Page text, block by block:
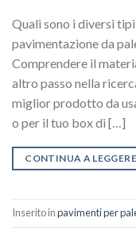
Quali sono i diversi
pavimentazione da
Comprendere il
altro passo nella
miglior prodotto da
o per il tuo box di […]
CONTINUA A LEGGERE
Inserito inpavimenti per